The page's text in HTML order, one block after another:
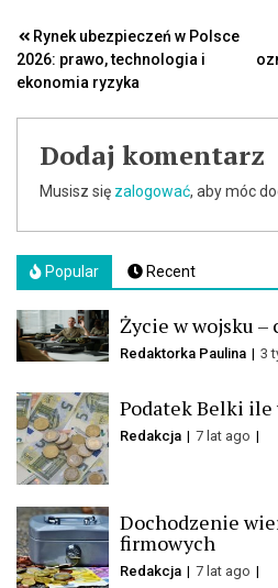
Nawigacja
wpisu
Rynek ubezpieczeń w Polsce
2026: prawo, technologia i
ekonomia ryzyka
Dodaj komentarz
Musisz się zalogować, aby móc
Popular Recent
Życie w wojsku –
Redaktorka Paulina 3
Podatek Belki ile
Redakcja 7 lat ago
Dochodzenie
firmowych
Redakcja 7 lat ago